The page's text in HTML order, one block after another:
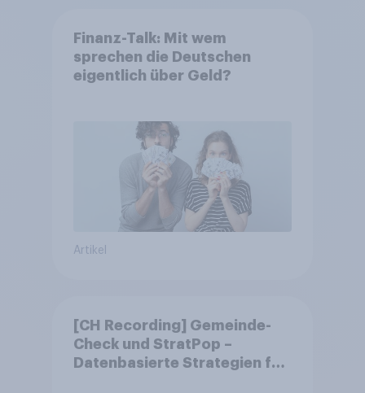
Finanz-Talk: Mit wem
sprechen die Deutschen
eigentlich über Geld?
Artikel
[CH Recording] Gemeinde-
Check und StratPop –
Datenbasierte Strategien für